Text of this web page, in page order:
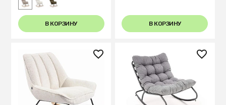
В КОРЗИНУ В КОРЗИНУ